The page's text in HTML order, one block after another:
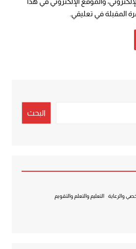
المقبلة في تعليقي.
البحث
والرعاية التعليم والتعلم والتقويم